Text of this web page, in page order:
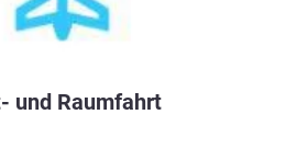
und Raumfahrt